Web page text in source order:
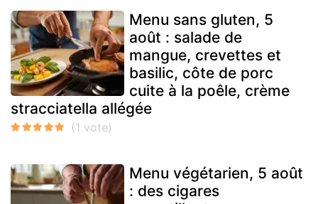
Menu sans gluten, 5
août : salade de
mangue, crevettes et
basilic, côte de porc
cuite à la poêle, crème
stracciatella allégée
Menu végétarien, 5 août
: des cigares